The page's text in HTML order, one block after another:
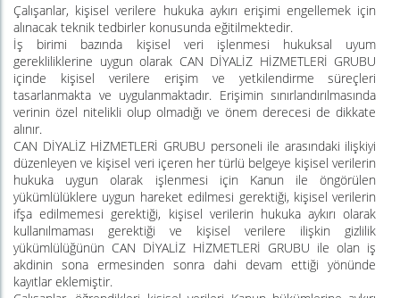
Çalışanlar, kişisel verilere hukuka aykırı erişimi engellemek için
alınacak teknik tedbirler konusunda eğitilmektedir.
İş birimi bazında kişisel veri işlenmesi hukuksal uyum
gerekliliklerine uygun olarak CAN DİYALİZ HİZMETLERİ GRUBU
içinde kişisel verilere erişim ve yetkilendirme süreçleri
tasarlanmakta ve uygulanmaktadır. Erişimin sınırlandırılmasında
verinin özel nitelikli olup olmadığı ve önem derecesi de dikkate
alınır.
CAN DİYALİZ HİZMETLERİ GRUBU personeli ile arasındaki ilişkiyi
düzenleyen ve kişisel veri içeren her türlü belgeye kişisel verilerin
hukuka uygun olarak işlenmesi için Kanun ile öngörülen
yükümlülüklere uygun hareket edilmesi gerektiği, kişisel verilerin
ifşa edilmemesi gerektiği, kişisel verilerin hukuka aykırı olarak
kullanılmaması gerektiği ve kişisel verilere ilişkin gizlilik
yükümlülüğünün CAN DİYALİZ HİZMETLERİ GRUBU ile olan iş
akdinin sona ermesinden sonra dahi devam ettiği yönünde
kayıtlar eklemiştir.